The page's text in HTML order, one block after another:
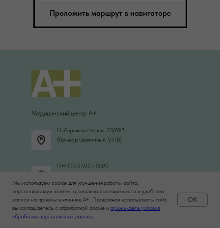
Проложить маршрут в навигаторе
Мы используем cookie для улучшения работы сайта,
персонализации контента, анализа посещаемости и удобства
записи на приемы в клинике A+. Продолжая использовать сайт,
вы соглашаетесь с обработкой cookie и принимаете условия
обработки персональных данных.
OK
Медицинский центр А+
Набережные Челны, 20/09В
(бульвар Цветочный 7/37В)
ПН-ПТ: 07:00 - 18:00
ВС: 08:00 - 13:00
ЗАПИСАТЬСЯ ОНЛАЙН
Задать вопрос